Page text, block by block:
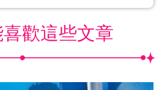
歡這些文章